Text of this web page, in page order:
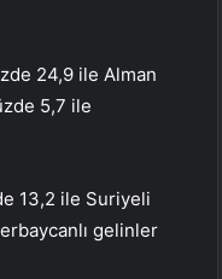
24,9 ile Alman
5,7 ile
13,2 ile Suriyeli
gelinler